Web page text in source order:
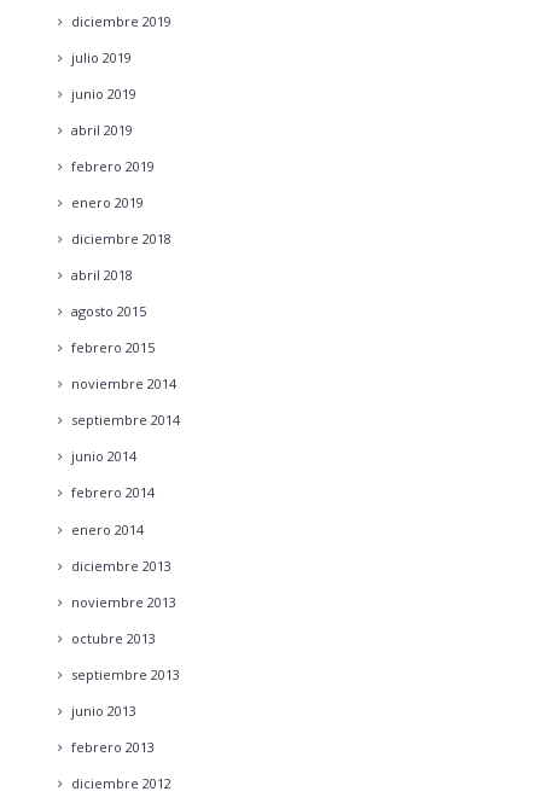
diciembre 2019
julio 2019
junio 2019
abril 2019
febrero 2019
enero 2019
diciembre 2018
abril 2018
agosto 2015
febrero 2015
noviembre 2014
septiembre 2014
junio 2014
febrero 2014
enero 2014
diciembre 2013
noviembre 2013
octubre 2013
septiembre 2013
junio 2013
febrero 2013
diciembre 2012